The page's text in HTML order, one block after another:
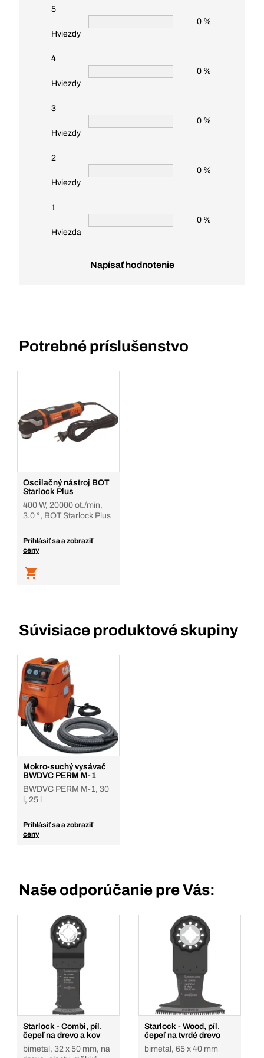
5
Hviezdy
0 %
4
Hviezdy
0 %
3
Hviezdy
0 %
2
Hviezdy
0 %
1
Hviezda
0 %
Napísať hodnotenie
Potrebné príslušenstvo
Oscilačný nástroj BOT
Starlock Plus
400 W, 20000 ot./min,
3.0 °, BOT Starlock Plus
Prihlásiť sa a zobraziť
ceny
Súvisiace produktové skupiny
Mokro-suchý vysávač
BWDVC PERM M-1
BWDVC PERM M-1, 30
l, 25 l
Prihlásiť sa a zobraziť
ceny
Naše odporúčanie pre Vás:
Starlock - Combi, píl.
čepeľ na drevo a kov
bimetal, 32 x 50 mm, na
Starlock - Wood, píl.
čepeľ na tvrdé drevo
bimetal, 65 x 40 mm